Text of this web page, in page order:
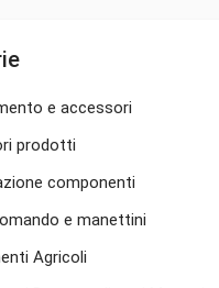
e accessori
prodotti
componenti
e manettini
Agricoli